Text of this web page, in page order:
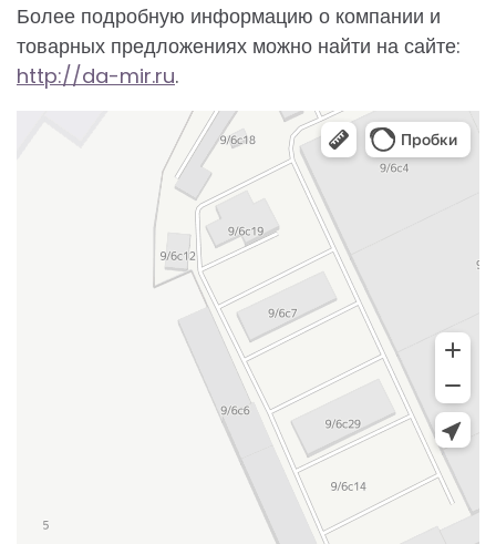
Более подробную информацию о компании и
товарных предложениях можно найти на сайте:
http://da-mir.ru.